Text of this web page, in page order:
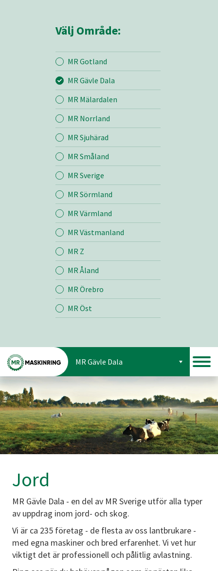
Mina sidor
MR Gävle Dala
Entreprenad
Bemanning
Välj Område:
MR Gotland
MR Gävle Dala
MR Mälardalen
MR Norrland
MR Sjuhärad
MR Småland
MR Sverige
MR Sörmland
MR Värmland
MR Västmanland
MR Z
MR Åland
MR Örebro
MR Öst
MR Gävle Dala
Jord
MR Gävle Dala - en del av MR Sverige utför alla typer
av uppdrag inom jord- och skog.
Vi är ca 235 företag - de flesta av oss lantbrukare -
med egna maskiner och bred erfarenhet. Vi vet hur
viktigt det är professionell och pålitlig avlastning.